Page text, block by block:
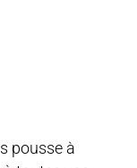
pousse à